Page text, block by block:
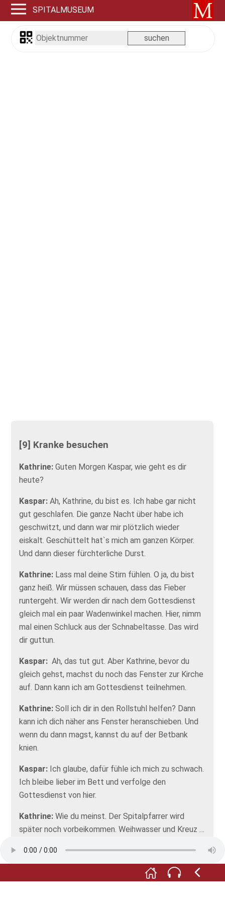
SPITALMUSEUM
[9] Kranke besuchen
Kathrine:Guten Morgen Kaspar, wie geht es dir
heute?
Kaspar: Ah, Kathrine, du bist es. Ich habe gar nicht
gut geschlafen. Die ganze Nacht über habe ich
geschwitzt, und dann war mir plötzlich wieder
eiskalt. Geschüttelt hat`s mich am ganzen Körper.
Und dann dieser fürchterliche Durst.
Kathrine: Lass mal deine Stirn fühlen. O ja, du bist
ganz heiß. Wir müssen schauen, dass das Fieber
runtergeht. Wir werden dir nach dem Gottesdienst
gleich mal ein paar Wadenwinkel machen. Hier, nimm
mal einen Schluck aus der Schnabeltasse. Das wird
dir guttun.
Kaspar: Ah, das tut gut. Aber Kathrine, bevor du
gleich gehst, machst du noch das Fenster zur Kirche
auf. Dann kann ich am Gottesdienst teilnehmen.
Kathrine:Soll ich dir in den Rollstuhl helfen? Dann
kann ich dich näher ans Fenster heranschieben. Und
wenn du dann magst, kannst du auf der Betbank
knien.
Kaspar: Ich glaube, dafür fühle ich mich zu schwach.
Ich bleibe lieber im Bett und verfolge den
Gottesdienst von hier.
Kathrine:Wie du meinst. Der Spitalpfarrer wird
später noch vorbeikommen. Weihwasser und Kreuz …
Krankenpflegerin auch noch einen Schröpfkopf
aufsetzen. Wir wollen doch, dass du wieder auf die
Beine kommst.